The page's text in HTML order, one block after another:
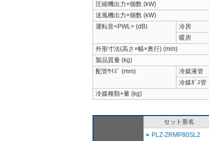
圧縮機出力×個数 (kW)
送風機出力×個数 (kW)
運転音<PWL> (dB)
冷房
暖房
外形寸法(高さ×幅×奥行) (mm)
製品質量 (kg)
配管ｻｲｽﾞ (mm)
冷媒液管
冷媒ｶﾞｽ管
冷媒種類×量 (kg)
セット形名
PLZ-ZRMP80SL2